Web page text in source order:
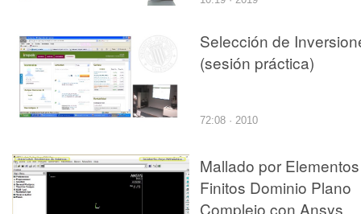
Selección de
(sesión práctica)
72:08 · 2010
Mallado por Elementos
Finitos Dominio Plano
Complejo con Ansys